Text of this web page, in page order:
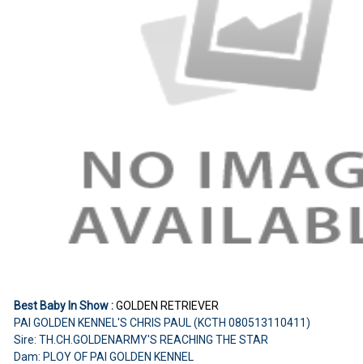
Best Baby In Show :GOLDEN RETRIEVER
PAI GOLDEN KENNEL'S CHRIS PAUL (KCTH 080513110411)
Sire: TH.CH.GOLDENARMY'S REACHING THE STAR
Dam: PLOY OF PAI GOLDEN KENNEL